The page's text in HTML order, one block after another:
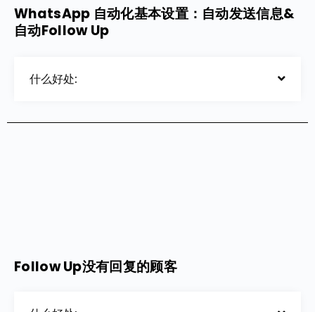
WhatsApp 自动化基本设置：自动发送信息&
自动Follow Up
什么好处:
Follow Up没有回复的顾客